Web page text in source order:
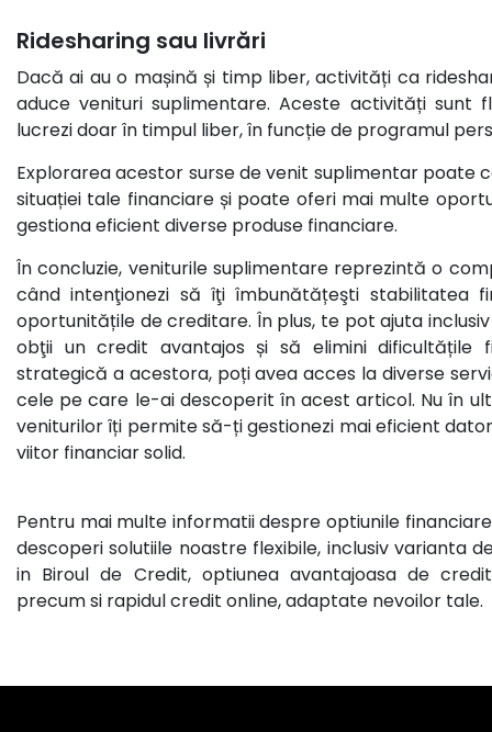
Ridesharing sau livrări
Dacă ai au o mașină și timp liber, activități ca
aduce venituri suplimentare. Aceste activități sunt
lucrezi doar în timpul liber, în funcție de programul
Explorarea acestor surse de venit suplimentar poate
situației tale financiare și poate oferi mai multe
gestiona eficient diverse produse financiare.
În concluzie, veniturile suplimentare reprezintă o
când intenţionezi să îţi îmbunătățeşti stabilitatea
oportunitățile de creditare. În plus, te pot ajuta
obţii un credit avantajos și să elimini dificultățile
strategică a acestora, poți avea acces la diverse
cele pe care le-ai descoperit în acest articol. Nu în
veniturilor îți permite să-ți gestionezi mai eficient
viitor financiar solid.
Pentru mai multe informatii despre optiunile
descoperi solutiile noastre flexibile, inclusiv varianta
in Biroul de Credit, optiunea avantajoasa de
precum si rapidulcredit online, adaptate nevoilor tale.